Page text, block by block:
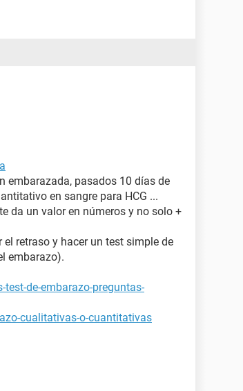
embarazada, pasados 10 días de
en sangre para HCG ...
te da un valor en números y no solo +
el retraso y hacer un test simple de
embarazo).
de-embarazo-preguntas-
cualitativas-o-cuantitativas